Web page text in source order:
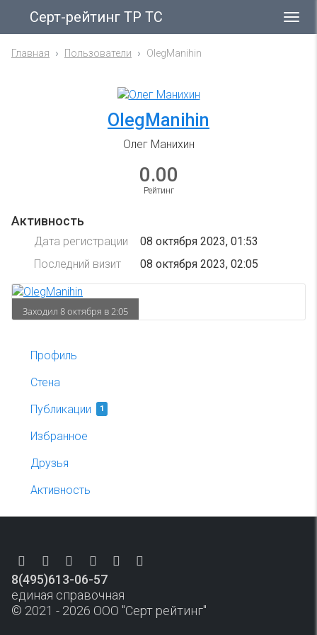
Серт-рейтинг ТР ТС
Главная Пользователи OlegManihin
OlegManihin
Олег Манихин
0.00
Рейтинг
Активность
Дата регистрации
08 октября 2023, 01:53
Последний визит
08 октября 2023, 02:05
Заходил 8 октября в 2:05
Профиль
Стена
Публикации
1
Избранное
Друзья
Активность
8(495)613-06-57
единая справочная
© 2021 - 2026 ООО "Серт рейтинг"